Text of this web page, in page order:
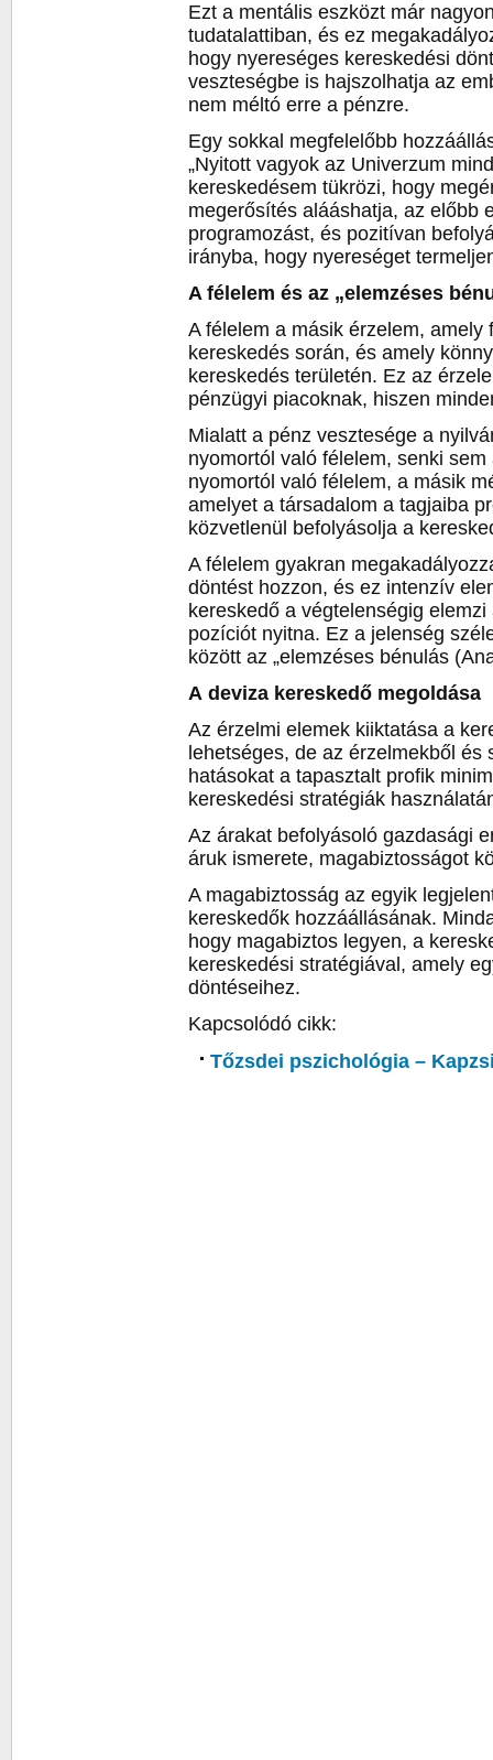
Ezt a mentális eszközt már
tudatalattiban, és ez
hogy nyereséges kereskedési
veszteségbe is hajszolhatja az
nem méltó erre a pénzre.
Egy sokkal megfelelőbb
„Nyitott vagyok az Univerzum
kereskedésem tükrözi, hogy
megerősítés alááshatja, az előbb
programozást, és pozitívan
irányba, hogy nyereséget
A félelem és az „elemzéses
A félelem a másik érzelem, amely
kereskedés során, és amely
kereskedés területén. Ez az
pénzügyi piacoknak, hiszen
Mialatt a pénz vesztesége a
nyomortól való félelem, senki
nyomortól való félelem, a másik
amelyet a társadalom a tagjaiba
közvetlenül befolyásolja a
A félelem gyakran
döntést hozzon, és ez intenzív
kereskedő a végtelenségig
pozíciót nyitna. Ez a jelenség
között az „elemzéses bénulás
A deviza kereskedő megoldása
Az érzelmi elemek kiiktatása a
lehetséges, de az érzelmekből
hatásokat a tapasztalt profik
kereskedési stratégiák
Az árakat befolyásoló gazdasági
áruk ismerete, magabiztosságot
A magabiztosság az egyik
kereskedők hozzáállásának.
hogy magabiztos legyen, a
kereskedési stratégiával, amely
döntéseihez.
Kapcsolódó cikk:
Tőzsdei pszichológia –